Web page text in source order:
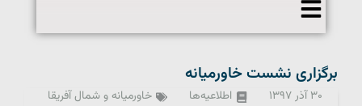
برگزاری نشست خاورمیانه
۳۰ آذر ۱۳۹۷ اطلاعیه‌ها خاورمیانه و شمال آفریقا